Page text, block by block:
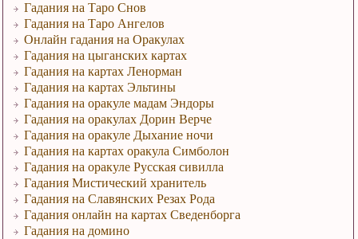
Гадания на Таро Снов
Гадания на Таро Ангелов
Онлайн гадания на Оракулах
Гадания на цыганских картах
Гадания на картах Ленорман
Гадания на картах Эльтины
Гадания на оракуле мадам Эндоры
Гадания на оракулах Дорин Верче
Гадания на оракуле Дыхание ночи
Гадания на картах оракула Симболон
Гадания на оракуле Русская сивилла
Гадания Мистический хранитель
Гадания на Славянских Резах Рода
Гадания онлайн на картах Сведенборга
Гадания на домино